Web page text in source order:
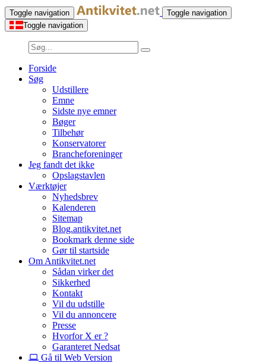
Toggle navigation
Toggle navigation
Toggle navigation
Forside
Søg
Udstillere
Emne
Sidste nye emner
Bøger
Tilbehør
Konservatorer
Brancheforeninger
Jeg fandt det ikke
Opslagstavlen
Værktøjer
Nyhedsbrev
Kalenderen
Sitemap
Blog.antikvitet.net
Bookmark denne side
Gør til startside
Om Antikvitet.net
Sådan virker det
Sikkerhed
Kontakt
Vil du udstille
Vil du annoncere
Presse
Hvorfor X er ?
Garanteret Nedsat
Gå til Web Version